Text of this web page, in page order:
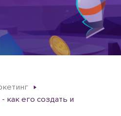
как его создать и